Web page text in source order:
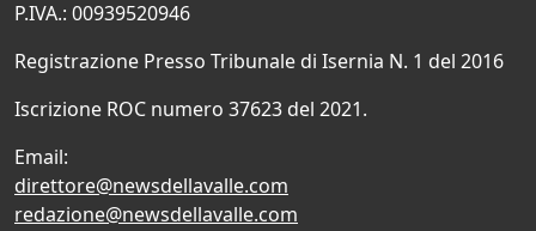
P.IVA.: 00939520946
Registrazione Presso Tribunale di Isernia N. 1 del 2016
Iscrizione ROC numero 37623 del 2021.
Email:
direttore@newsdellavalle.com
redazione@newsdellavalle.com